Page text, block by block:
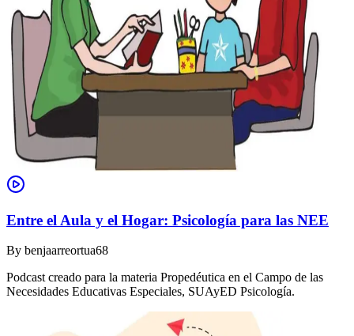
Entre el Aula y el Hogar: Psicología para las NEE
By benjaarreortua68
Podcast creado para la materia Propedéutica en el Campo de las
Necesidades Educativas Especiales, SUAyED Psicología.